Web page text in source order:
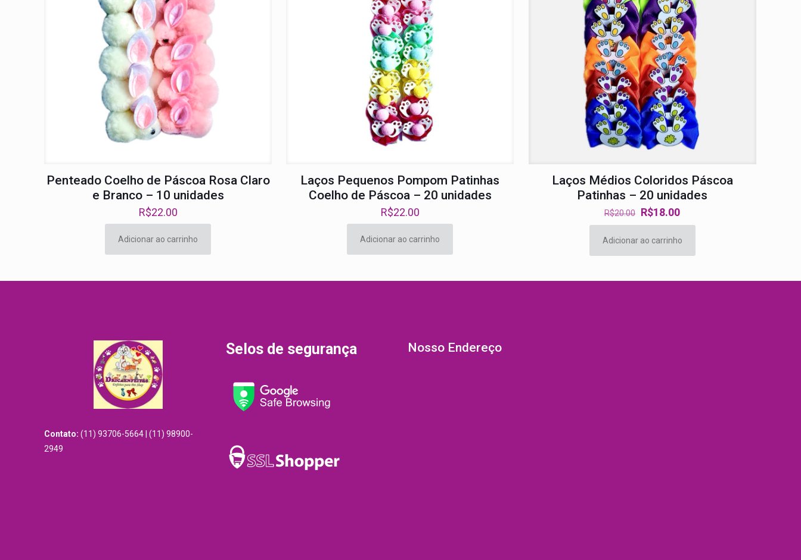
Penteado Coelho de Páscoa Rosa Claro
e Branco – 10 unidades
R$22.00
Adicionar ao carrinho
Laços Pequenos Pompom Patinhas
Coelho de Páscoa – 20 unidades
R$22.00
Adicionar ao carrinho
Laços Médios Coloridos Páscoa
Patinhas – 20 unidades
R$20.00 O
preço
original
era:
R$18.00O
preço
atual
é:
Adicionar ao carrinho
Contato: (11) 93706-5664 | (11) 98900-
2949
Selos de segurança Nosso Endereço